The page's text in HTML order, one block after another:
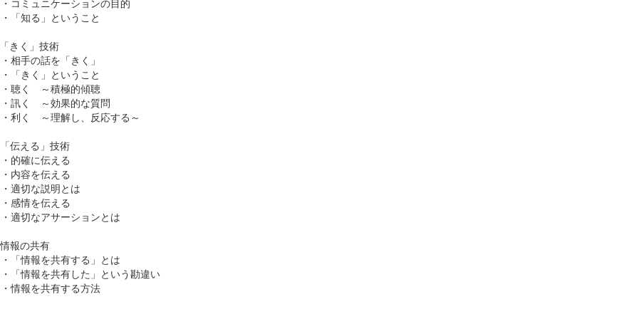
コミュニケーションの目的
「知る」ということ
きく」技術
相手の話を「きく」
「きく」ということ
聴く ～積極的傾聴
訊く ～効果的な質問
利く ～理解し、反応する～
伝える」技術
的確に伝える
内容を伝える
適切な説明とは
感情を伝える
適切なアサーションとは
報の共有
「情報を共有する」とは
「情報を共有した」という勘違い
情報を共有する方法